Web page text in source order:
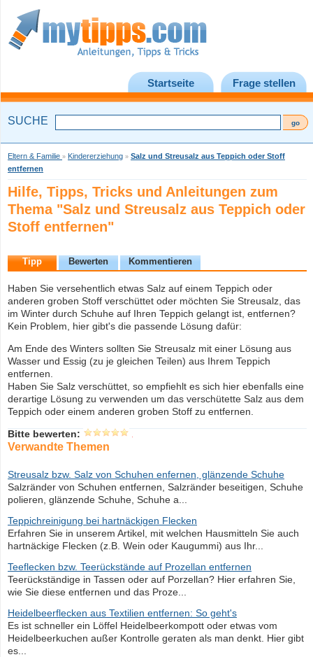
Startseite Frage stellen
SUCHE
Eltern & Familie » Kindererziehung » Salz und Streusalz aus Teppich oder Stoff
entfernen
Hilfe, Tipps, Tricks und Anleitungen zum
Thema "Salz und Streusalz aus Teppich oder
Stoff entfernen"
Tipp Bewerten Kommentieren
Haben Sie versehentlich etwas Salz auf einem Teppich oder
anderen groben Stoff verschüttet oder möchten Sie Streusalz, das
im Winter durch Schuhe auf Ihren Teppich gelangt ist, entfernen?
Kein Problem, hier gibt's die passende Lösung dafür:
Am Ende des Winters sollten Sie Streusalz mit einer Lösung aus
Wasser und Essig (zu je gleichen Teilen) aus Ihrem Teppich
entfernen.
Haben Sie Salz verschüttet, so empfiehlt es sich hier ebenfalls eine
derartige Lösung zu verwenden um das verschütette Salz aus dem
Teppich oder einem anderen groben Stoff zu entfernen.
Bitte bewerten:
Verwandte Themen
Streusalz bzw. Salz von Schuhen enfernen, glänzende Schuhe
Salzränder von Schuhen entfernen, Salzränder beseitigen, Schuhe
polieren, glänzende Schuhe, Schuhe a...
Teppichreinigung bei hartnäckigen Flecken
Erfahren Sie in unserem Artikel, mit welchen Hausmitteln Sie auch
hartnäckige Flecken (z.B. Wein oder Kaugummi) aus Ihr...
Teeflecken bzw. Teerückstände auf Prozellan entfernen
Teerückständige in Tassen oder auf Porzellan? Hier erfahren Sie,
wie Sie diese entfernen und das Proze...
Heidelbeerflecken aus Textilien entfernen: So geht's
Es ist schneller ein Löffel Heidelbeerkompott oder etwas vom
Heidelbeerkuchen außer Kontrolle geraten als man denkt. Hier gibt
es...